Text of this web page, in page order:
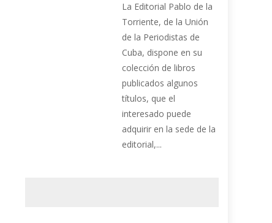
La Editorial Pablo de la
Torriente, de la Unión
de la Periodistas de
Cuba, dispone en su
colección de libros
publicados algunos
títulos, que el
interesado puede
adquirir en la sede de la
editorial,...